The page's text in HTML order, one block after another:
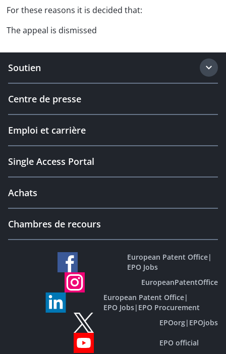
For these reasons it is decided that:
The appeal is dismissed
Soutien
Centre de presse
Emploi et carrière
Single Access Portal
Achats
Chambres de recours
European Patent Office|
EPO Jobs
EuropeanPatentOffice
European Patent Office|
EPO Jobs| EPO Procurement
EPOorg| EPOjobs
EPO official